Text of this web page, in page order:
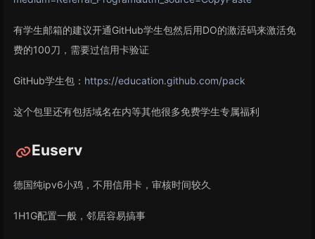
有学生邮箱的建议开通GitHub学生包然后用DO的激活码来激活免
费的100刀，需要过信用卡验证
GitHub学生包： https://education.github.com/pack
这个包里还有包括域名在内等其他很多免费学生专属福利
Euserv
德国纯ipv6小鸡，不用信用卡，审核时间较久
1H1G配置一般，邻居容易搞事